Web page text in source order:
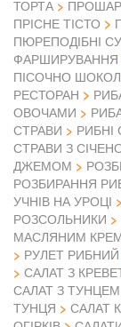
ТОРТА
ПРІСНЕ ТІСТО
ПЮРЕПОДІБНІ
ФАРШИРУВАННЯ
ПІСОЧНО
РЕСТОРАН
ОВОЧАМИ
СТРАВИ
РИБНІ
СТРАВИ З
ДЖЕМОМ
РОЗБИРАННЯ
УЧНІВ НА УРОЦІ
РОЗСОЛЬНИКИ
МАСЛЯНИМ
РУЛЕТ РИБНИЙ
САЛАТ З
САЛАТ З
ТУНЦЯ
САЛАТ